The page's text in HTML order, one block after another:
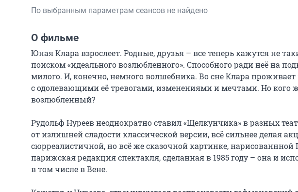
По выбранным параметрам сеансов не найдено
О фильме
Юная Клара взрослеет. Родные, друзья – все теперь кажутся не
поиском «идеального возлюбленного». Способного ради неё на
милого. И, конечно, немного волшебника. Во сне Клара
с одолевающими её тревогами, изменениями и мечтами. Но кого
возлюбленный?
Рудольф Нуреев неоднократно ставил «Щелкунчика» в разных
от излишней сладости классической версии, всё сильнее делая
сюрреалистичной, но всё же сказочной картинке, нарисованнной
парижская редакция спектакля, сделанная в 1985 году – она и
в том числе в Вене.